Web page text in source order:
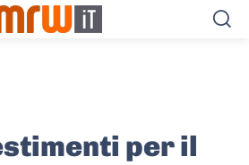
per il